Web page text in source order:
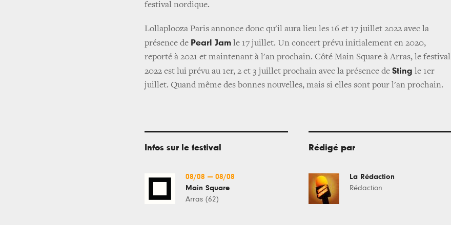
festival nordique.
Lollaplooza Paris annonce donc qu'il aura lieu les 16 et 17 juillet 2022 avec la
présence de Pearl Jam le 17 juillet. Un concert prévu initialement en 2020,
reporté à 2021 et maintenant à l'an prochain. Côté Main Square à Arras, le festival
2022 est lui prévu au 1er, 2 et 3 juillet prochain avec la présence de Sting le 1er
juillet. Quand même des bonnes nouvelles, mais si elles sont pour l'an prochain.
Infos sur le festival
08/08 — 08/08
Main Square
Arras (62)
Rédigé par
La Rédaction
Rédaction